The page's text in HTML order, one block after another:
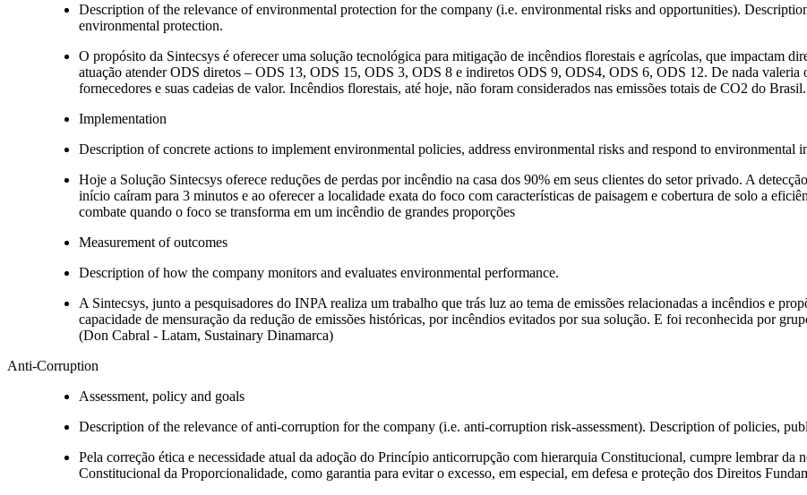
Description of the relevance of environmental protection for the company (i.e. environmental risks and opportunities).
environmental protection.
O propósito da Sintecsys é oferecer uma solução tecnológica para mitigação de incêndios florestais e agrícolas, que impactam
atuação atender ODS diretos – ODS 13, ODS 15, ODS 3, ODS 8 e indiretos ODS 9, ODS4, ODS 6, ODS 12. De nada valeria
fornecedores e suas cadeias de valor. Incêndios florestais, até hoje, não foram considerados nas emissões totais de CO2 do Brasil.
Implementation
Description of concrete actions to implement environmental policies, address environmental risks and respond to environmental
Hoje a Solução Sintecsys oferece reduções de perdas por incêndio na casa dos 90% em seus clientes do setor privado. A
início caíram para 3 minutos e ao oferecer a localidade exata do foco com características de paisagem e cobertura de solo a
combate quando o foco se transforma em um incêndio de grandes proporções
Measurement of outcomes
Description of how the company monitors and evaluates environmental performance.
A Sintecsys, junto a pesquisadores do INPA realiza um trabalho que trás luz ao tema de emissões relacionadas a incêndios e
capacidade de mensuração da redução de emissões históricas, por incêndios evitados por sua solução. E foi reconhecida por
(Don Cabral - Latam, Sustainary Dinamarca)
Anti-Corruption
Assessment, policy and goals
Description of the relevance of anti-corruption for the company (i.e. anti-corruption risk-assessment). Description of policies,
Pela correção ética e necessidade atual da adoção do Princípio anticorrupção com hierarquia Constitucional, cumpre lembrar da
Constitucional da Proporcionalidade, como garantia para evitar o excesso, em especial, em defesa e proteção dos Direitos